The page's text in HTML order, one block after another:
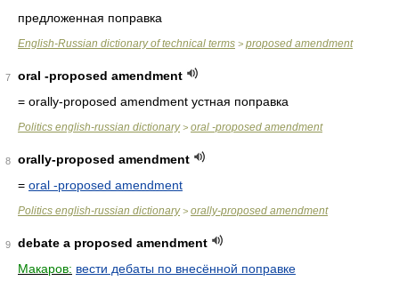
предложенная поправка
English-Russian dictionary of technical terms > proposed amendment
7
oral -proposed amendment
= orally-proposed amendment устная поправка
Politics english-russian dictionary> oral -proposed amendment
8
orally-proposed amendment
= oral -proposed amendment
Politics english-russian dictionary> orally-proposed amendment
9
debate a proposed amendment
Макаров: вести дебаты по внесённой поправке